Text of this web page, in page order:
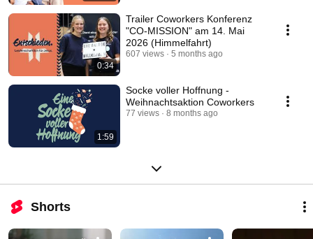
0:34
Trailer Coworkers Konferenz
"CO-MISSION" am 14. Mai
2026 (Himmelfahrt)
607 views 5 months ago
1:59
Socke voller Hoffnung -
Weihnachtsaktion Coworkers
77 views 8 months ago
Shorts